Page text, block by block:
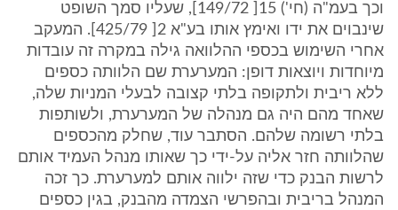
וכך בעמ"ה (חי') 15[ 149/72], שעליו סמך השופט
שינבוים את ידו ואימץ אותו בע"א 2[ 425/79]. המעקב
אחרי השימוש בכספי ההלוואה גילה במקרה זה עובדות
מיוחדות ויוצאות דופן: המערערת שם הלוותה כספים
ללא ריבית ולתקופה בלתי קצובה לבעלי המניות שלה,
שאחד מהם היה גם מנהלה של המערערת, ולשותפות
בלתי רשומה שלהם. הסתבר עוד, שחלק מהכספים
שהלוותה חזר אליה על-ידי כך שאותו מנהל העמיד אותם
לרשות הבנק כדי שזה ילווה אותם למערערת. כך זכה
המנהל בריבית ובהפרשי הצמדה מהבנק, בגין כספים